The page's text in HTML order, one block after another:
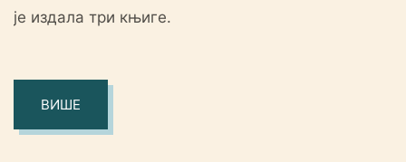
је издала три књиге.
ВИШЕ